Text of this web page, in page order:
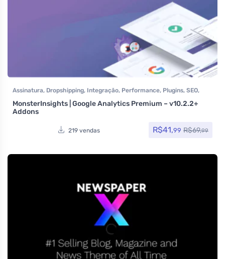
Assinatura, Dropshipping, Integração, Performance, Plugins, SEO,
Todos os itens
MonsterInsights | Google Analytics Premium – v10.2.2+
Addons
219 vendas R$41,99 R$69,99